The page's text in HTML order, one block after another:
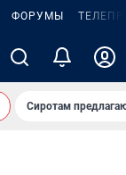
ФОРУМЫ
Сиротам